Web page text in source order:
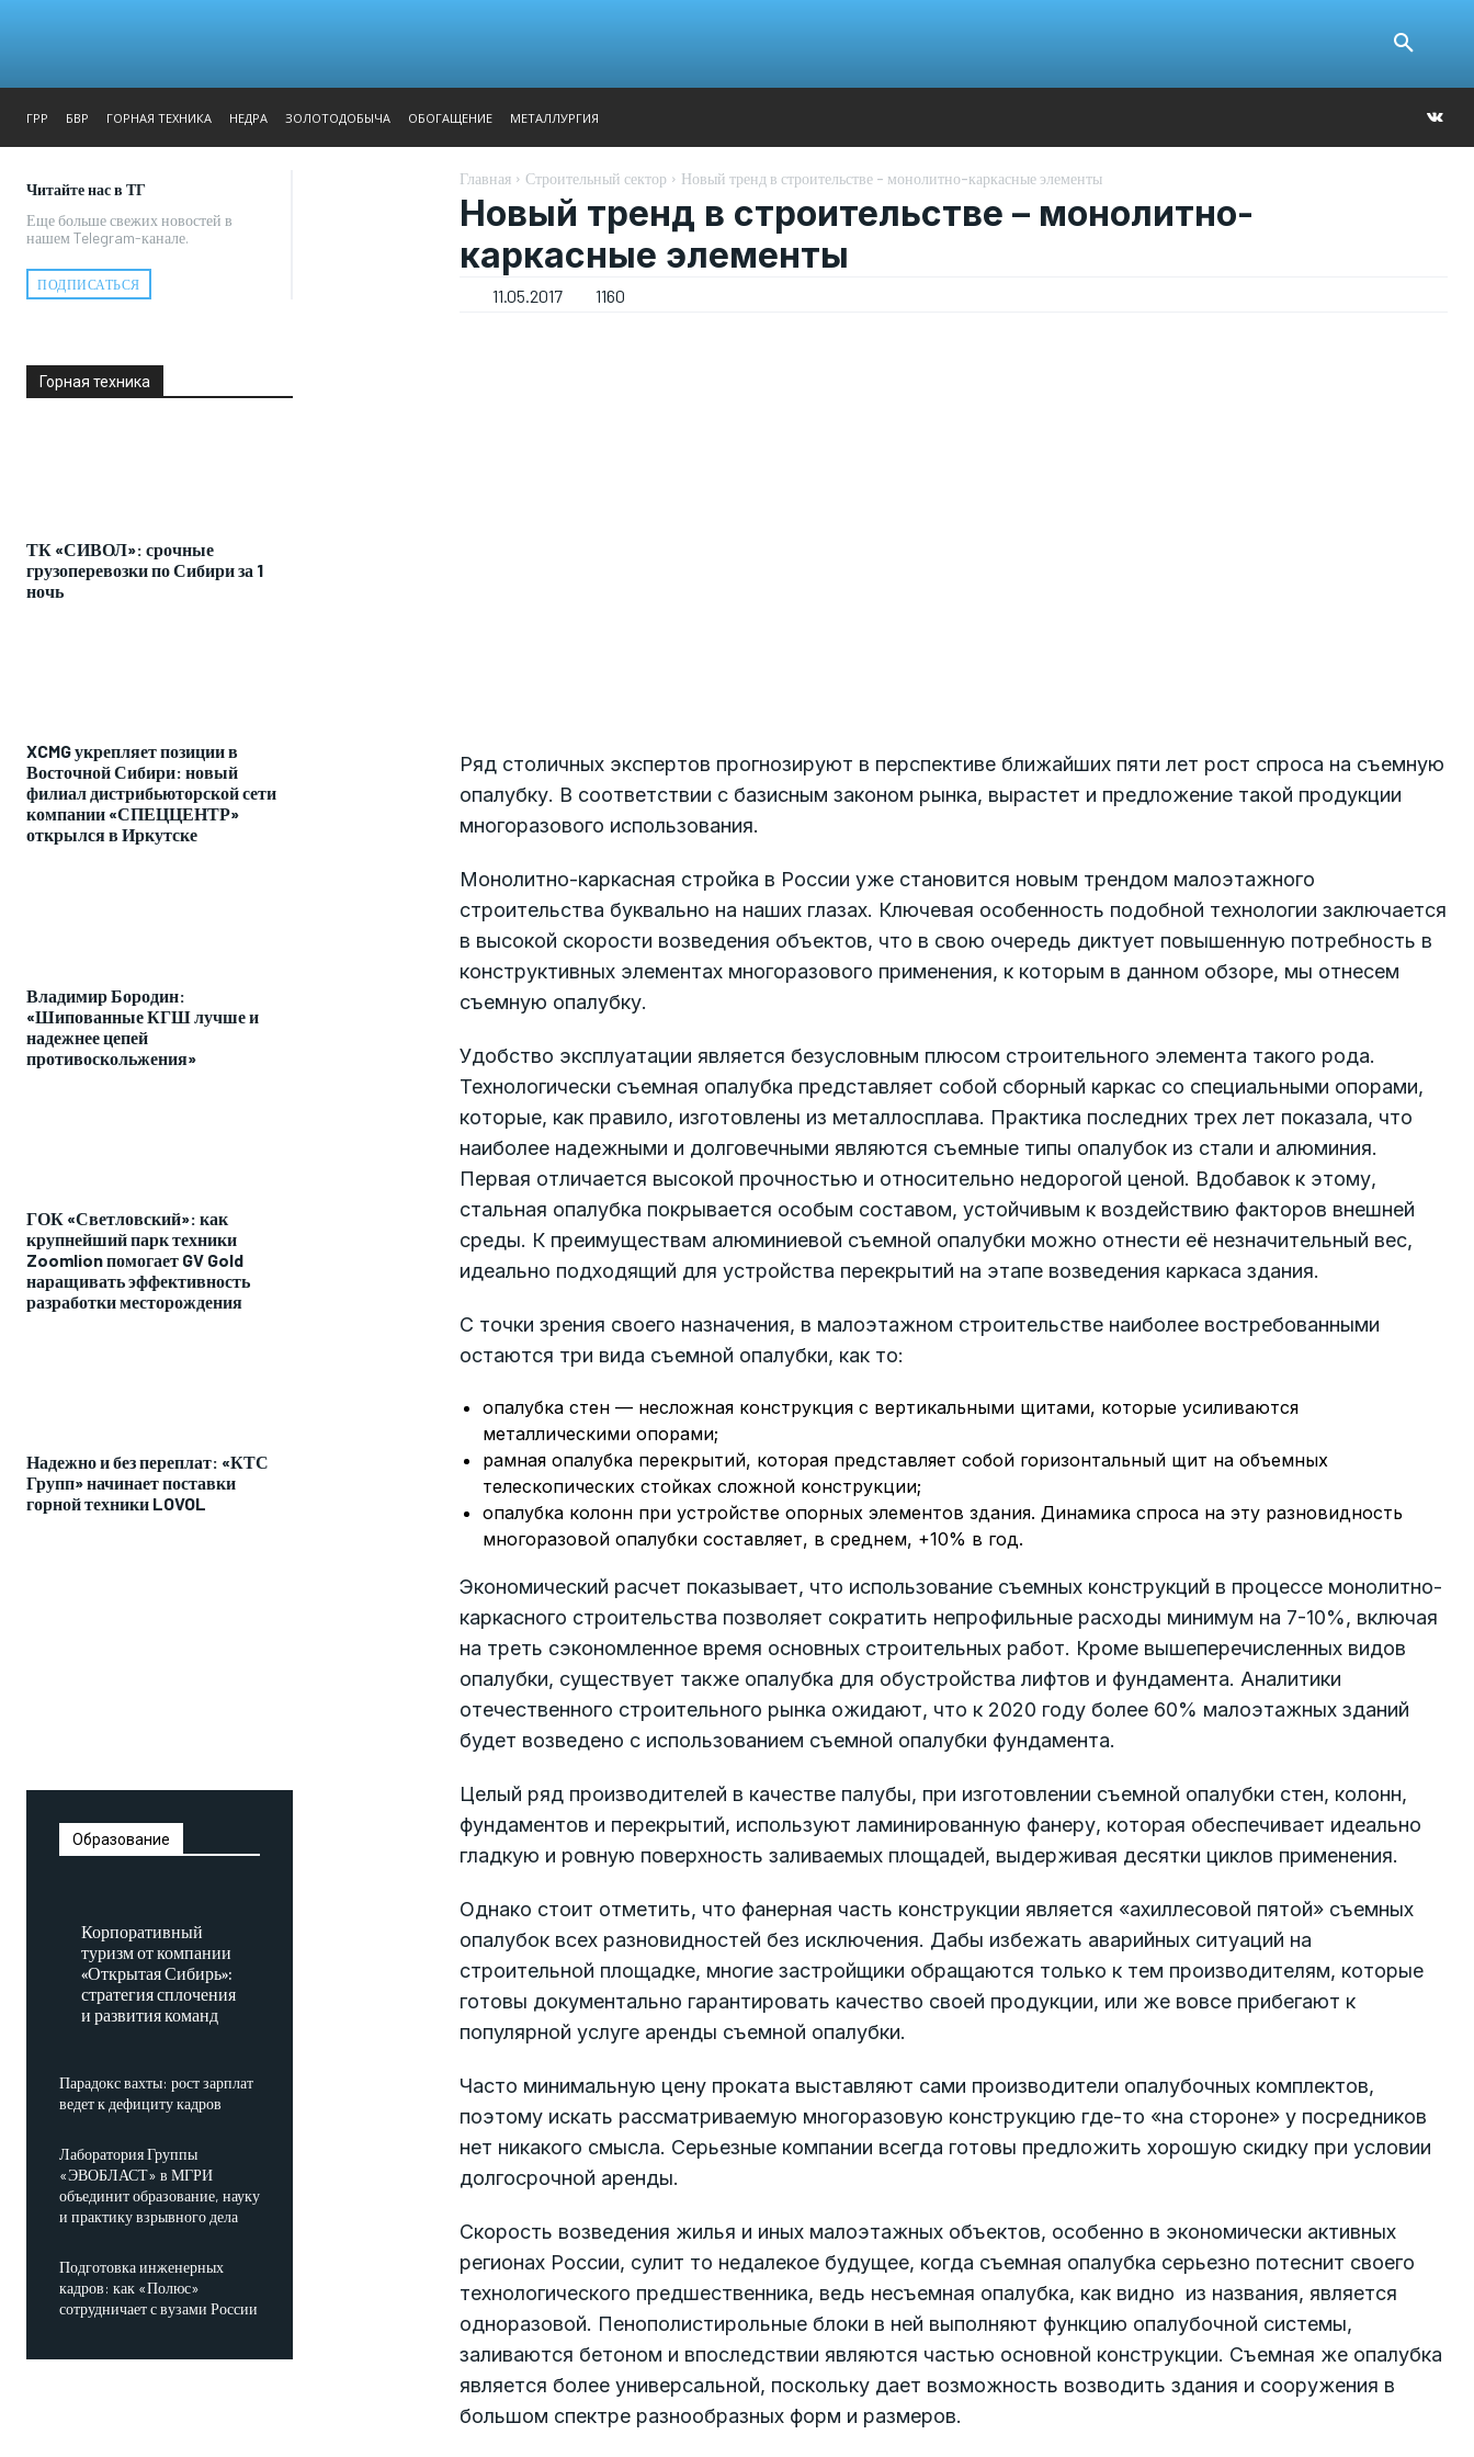
ГРР БВР ГОРНАЯ ТЕХНИКА НЕДРА ЗОЛОТОДОБЫЧА ОБОГАЩЕНИЕ МЕТАЛЛУРГИЯ
Читайте нас в ТГ
Еще больше свежих новостей в
нашем Telegram-канале.
ПОДПИСАТЬСЯ
Горная техника
ТК «СИВОЛ»: срочные
грузоперевозки по Сибири за 1
ночь
XCMG укрепляет позиции в
Восточной Сибири: новый
филиал дистрибьюторской сети
компании «СПЕЦЦЕНТР»
открылся в Иркутске
Владимир Бородин:
«Шипованные КГШ лучше и
надежнее цепей
противоскольжения»
ГОК «Светловский»: как
крупнейший парк техники
Zoomlion помогает GV Gold
наращивать эффективность
разработки месторождения
Надежно и без переплат: «КТС
Групп» начинает поставки
горной техники LOVOL
Образование
Корпоративный
туризм от компании
«Открытая Сибирь»:
стратегия сплочения
и развития команд
Парадокс вахты: рост зарплат
ведет к дефициту кадров
Лаборатория Группы
«ЭВОБЛАСТ» в МГРИ
объединит образование, науку
и практику взрывного дела
Подготовка инженерных
кадров: как «Полюс»
сотрудничает с вузами России
Главная Строительный сектор Новый тренд в строительстве - монолитно-каркасные элементы
Новый тренд в строительстве – монолитно-
каркасные элементы
11.05.2017 1160
Ряд столичных экспертов прогнозируют в перспективе ближайших пяти лет рост спроса на съемную
опалубку. В соответствии с базисным законом рынка, вырастет и предложение такой продукции
многоразового использования.
Монолитно-каркасная стройка в России уже становится новым трендом малоэтажного
строительства буквально на наших глазах. Ключевая особенность подобной технологии заключается
в высокой скорости возведения объектов, что в свою очередь диктует повышенную потребность в
конструктивных элементах многоразового применения, к которым в данном обзоре, мы отнесем
съемную опалубку.
Удобство эксплуатации является безусловным плюсом строительного элемента такого рода.
Технологически съемная опалубка представляет собой сборный каркас со специальными опорами,
которые, как правило, изготовлены из металлосплава. Практика последних трех лет показала, что
наиболее надежными и долговечными являются съемные типы опалубок из стали и алюминия.
Первая отличается высокой прочностью и относительно недорогой ценой. Вдобавок к этому,
стальная опалубка покрывается особым составом, устойчивым к воздействию факторов внешней
среды. К преимуществам алюминиевой съемной опалубки можно отнести её незначительный вес,
идеально подходящий для устройства перекрытий на этапе возведения каркаса здания.
С точки зрения своего назначения, в малоэтажном строительстве наиболее востребованными
остаются три вида съемной опалубки, как то:
опалубка стен — несложная конструкция с вертикальными щитами, которые усиливаются
металлическими опорами;
рамная опалубка перекрытий, которая представляет собой горизонтальный щит на объемных
телескопических стойках сложной конструкции;
опалубка колонн при устройстве опорных элементов здания. Динамика спроса на эту разновидность
многоразовой опалубки составляет, в среднем, +10% в год.
Экономический расчет показывает, что использование съемных конструкций в процессе монолитно-
каркасного строительства позволяет сократить непрофильные расходы минимум на 7-10%, включая
на треть сэкономленное время основных строительных работ. Кроме вышеперечисленных видов
опалубки, существует также опалубка для обустройства лифтов и фундамента. Аналитики
отечественного строительного рынка ожидают, что к 2020 году более 60% малоэтажных зданий
будет возведено с использованием съемной опалубки фундамента.
Целый ряд производителей в качестве палубы, при изготовлении съемной опалубки стен, колонн,
фундаментов и перекрытий, используют ламинированную фанеру, которая обеспечивает идеально
гладкую и ровную поверхность заливаемых площадей, выдерживая десятки циклов применения.
Однако стоит отметить, что фанерная часть конструкции является «ахиллесовой пятой» съемных
опалубок всех разновидностей без исключения. Дабы избежать аварийных ситуаций на
строительной площадке, многие застройщики обращаются только к тем производителям, которые
готовы документально гарантировать качество своей продукции, или же вовсе прибегают к
популярной услуге аренды съемной опалубки.
Часто минимальную цену проката выставляют сами производители опалубочных комплектов,
поэтому искать рассматриваемую многоразовую конструкцию где-то «на стороне» у посредников
нет никакого смысла. Серьезные компании всегда готовы предложить хорошую скидку при условии
долгосрочной аренды.
Скорость возведения жилья и иных малоэтажных объектов, особенно в экономически активных
регионах России, сулит то недалекое будущее, когда съемная опалубка серьезно потеснит своего
технологического предшественника, ведь несъемная опалубка, как видно из названия, является
одноразовой. Пенополистирольные блоки в ней выполняют функцию опалубочной системы,
заливаются бетоном и впоследствии являются частью основной конструкции. Съемная же опалубка
является более универсальной, поскольку дает возможность возводить здания и сооружения в
большом спектре разнообразных форм и размеров.